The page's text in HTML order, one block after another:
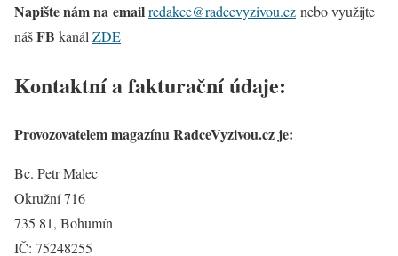
Napište nám na emailredakce@radcevyzivou.cz nebo využijte
nášFB kanál ZDE
Kontaktní a fakturační údaje:
Provozovatelem magazínu RadceVyzivou.cz je:
Bc. Petr Malec
Okružní 716
735 81, Bohumín
IČ: 75248255